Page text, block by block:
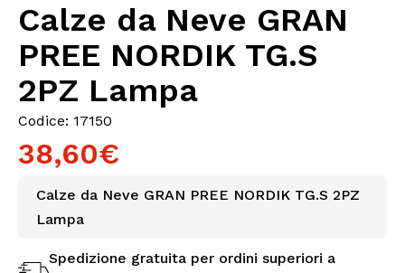
Calze da Neve GRAN
PREE NORDIK TG.S
2PZ Lampa
Codice: 17150
38,60€
Calze da Neve GRAN PREE NORDIK TG.S 2PZ
Lampa
Spedizione gratuita per ordini superiori a